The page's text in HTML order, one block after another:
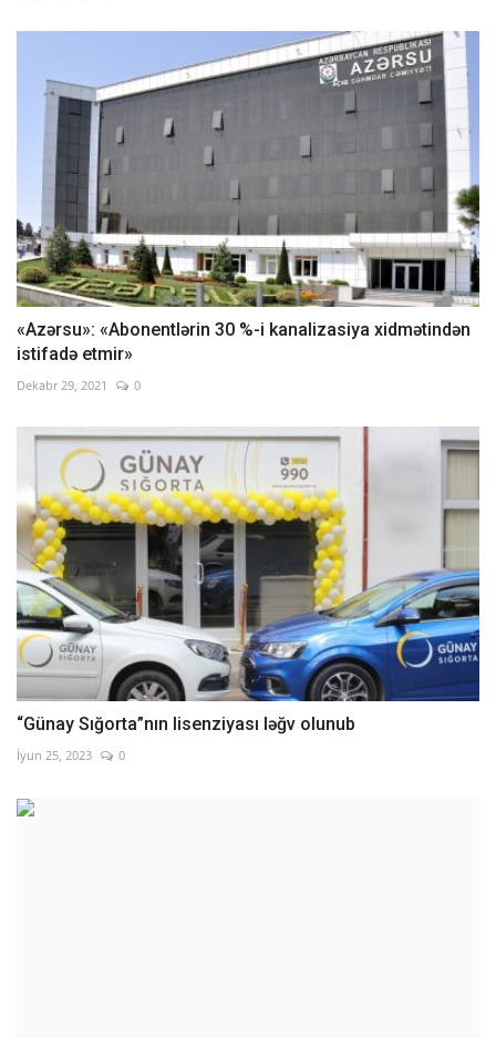
«Azərsu»: «Abonentlərin 30 %-i kanalizasiya xidmətindən
istifadə etmir»
Dekabr 29, 2021 0
“Günay Sığorta”nın lisenziyası ləğv olunub
İyun 25, 2023 0